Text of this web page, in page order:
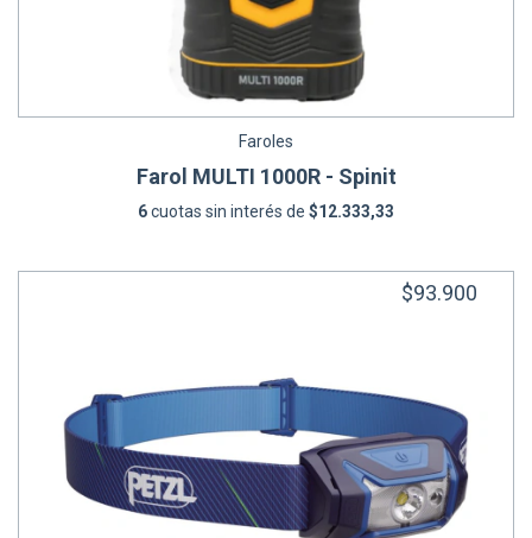
Faroles
Farol MULTI 1000R - Spinit
6cuotas sin interés de $12.333,33
$93.900